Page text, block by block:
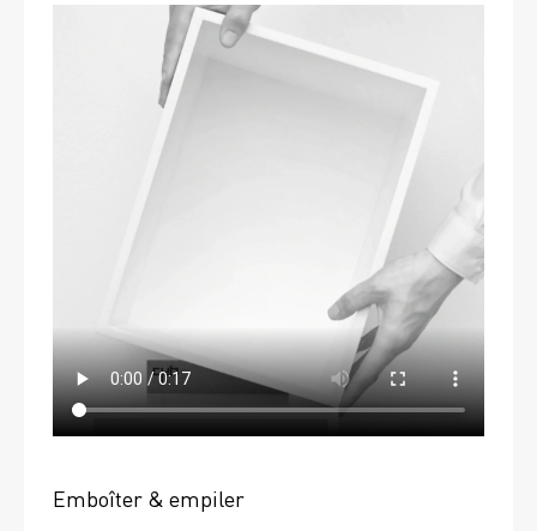
Emboîter & empiler